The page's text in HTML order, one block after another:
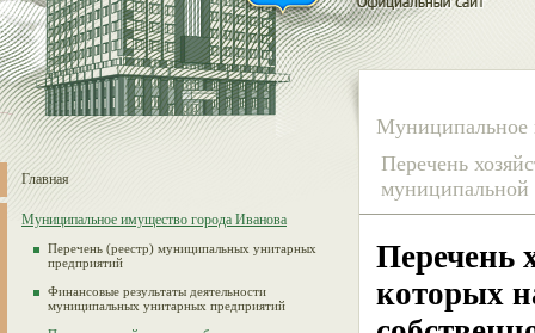
Главная
Муниципальное имущество города Иванова
Перечень (реестр) муниципальных унитарных
предприятий
Финансовые результаты деятельности
муниципальных унитарных предприятий
Муниципальное
Перечень
муниципальной
Перечень
которых